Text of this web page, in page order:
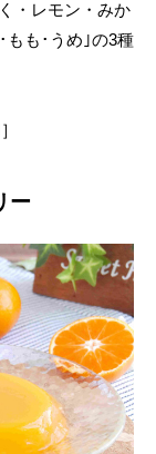
・レモン・みか
もも･うめ｣の3種
ー